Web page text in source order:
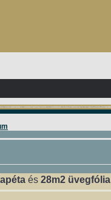
és 28m2 üvegfólia